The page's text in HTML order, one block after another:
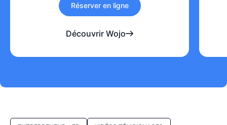
Réserver en ligne
Découvrir Wojo